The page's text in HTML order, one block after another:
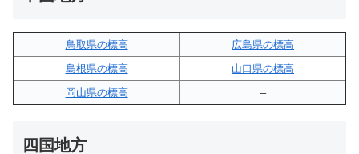
鳥取県の標高
広島県の標高
島根県の標高
山口県の標高
岡山県の標高
–
四国地方